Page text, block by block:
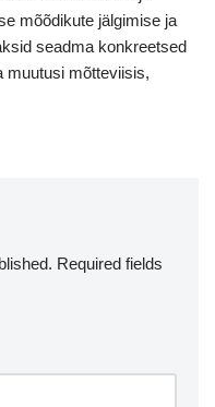
mõõdikute jälgimise ja
seadma konkreetsed
muutusi mõtteviisis,
Required fields